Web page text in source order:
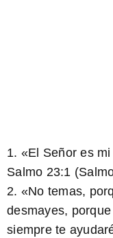
1. «El Señor es
Salmo 23:1
2. «No temas,
desmayes,
siempre te